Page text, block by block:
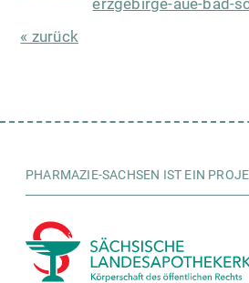
erzgebirge-aue-bad-
« zurück
PHARMAZIE-SACHSEN IST EIN